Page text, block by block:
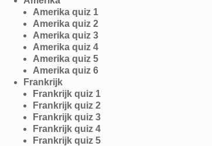
Amerika quiz 1
Amerika quiz 2
Amerika quiz 3
Amerika quiz 4
Amerika quiz 5
Amerika quiz 6
Frankrijk
Frankrijk quiz 1
Frankrijk quiz 2
Frankrijk quiz 3
Frankrijk quiz 4
Frankrijk quiz 5